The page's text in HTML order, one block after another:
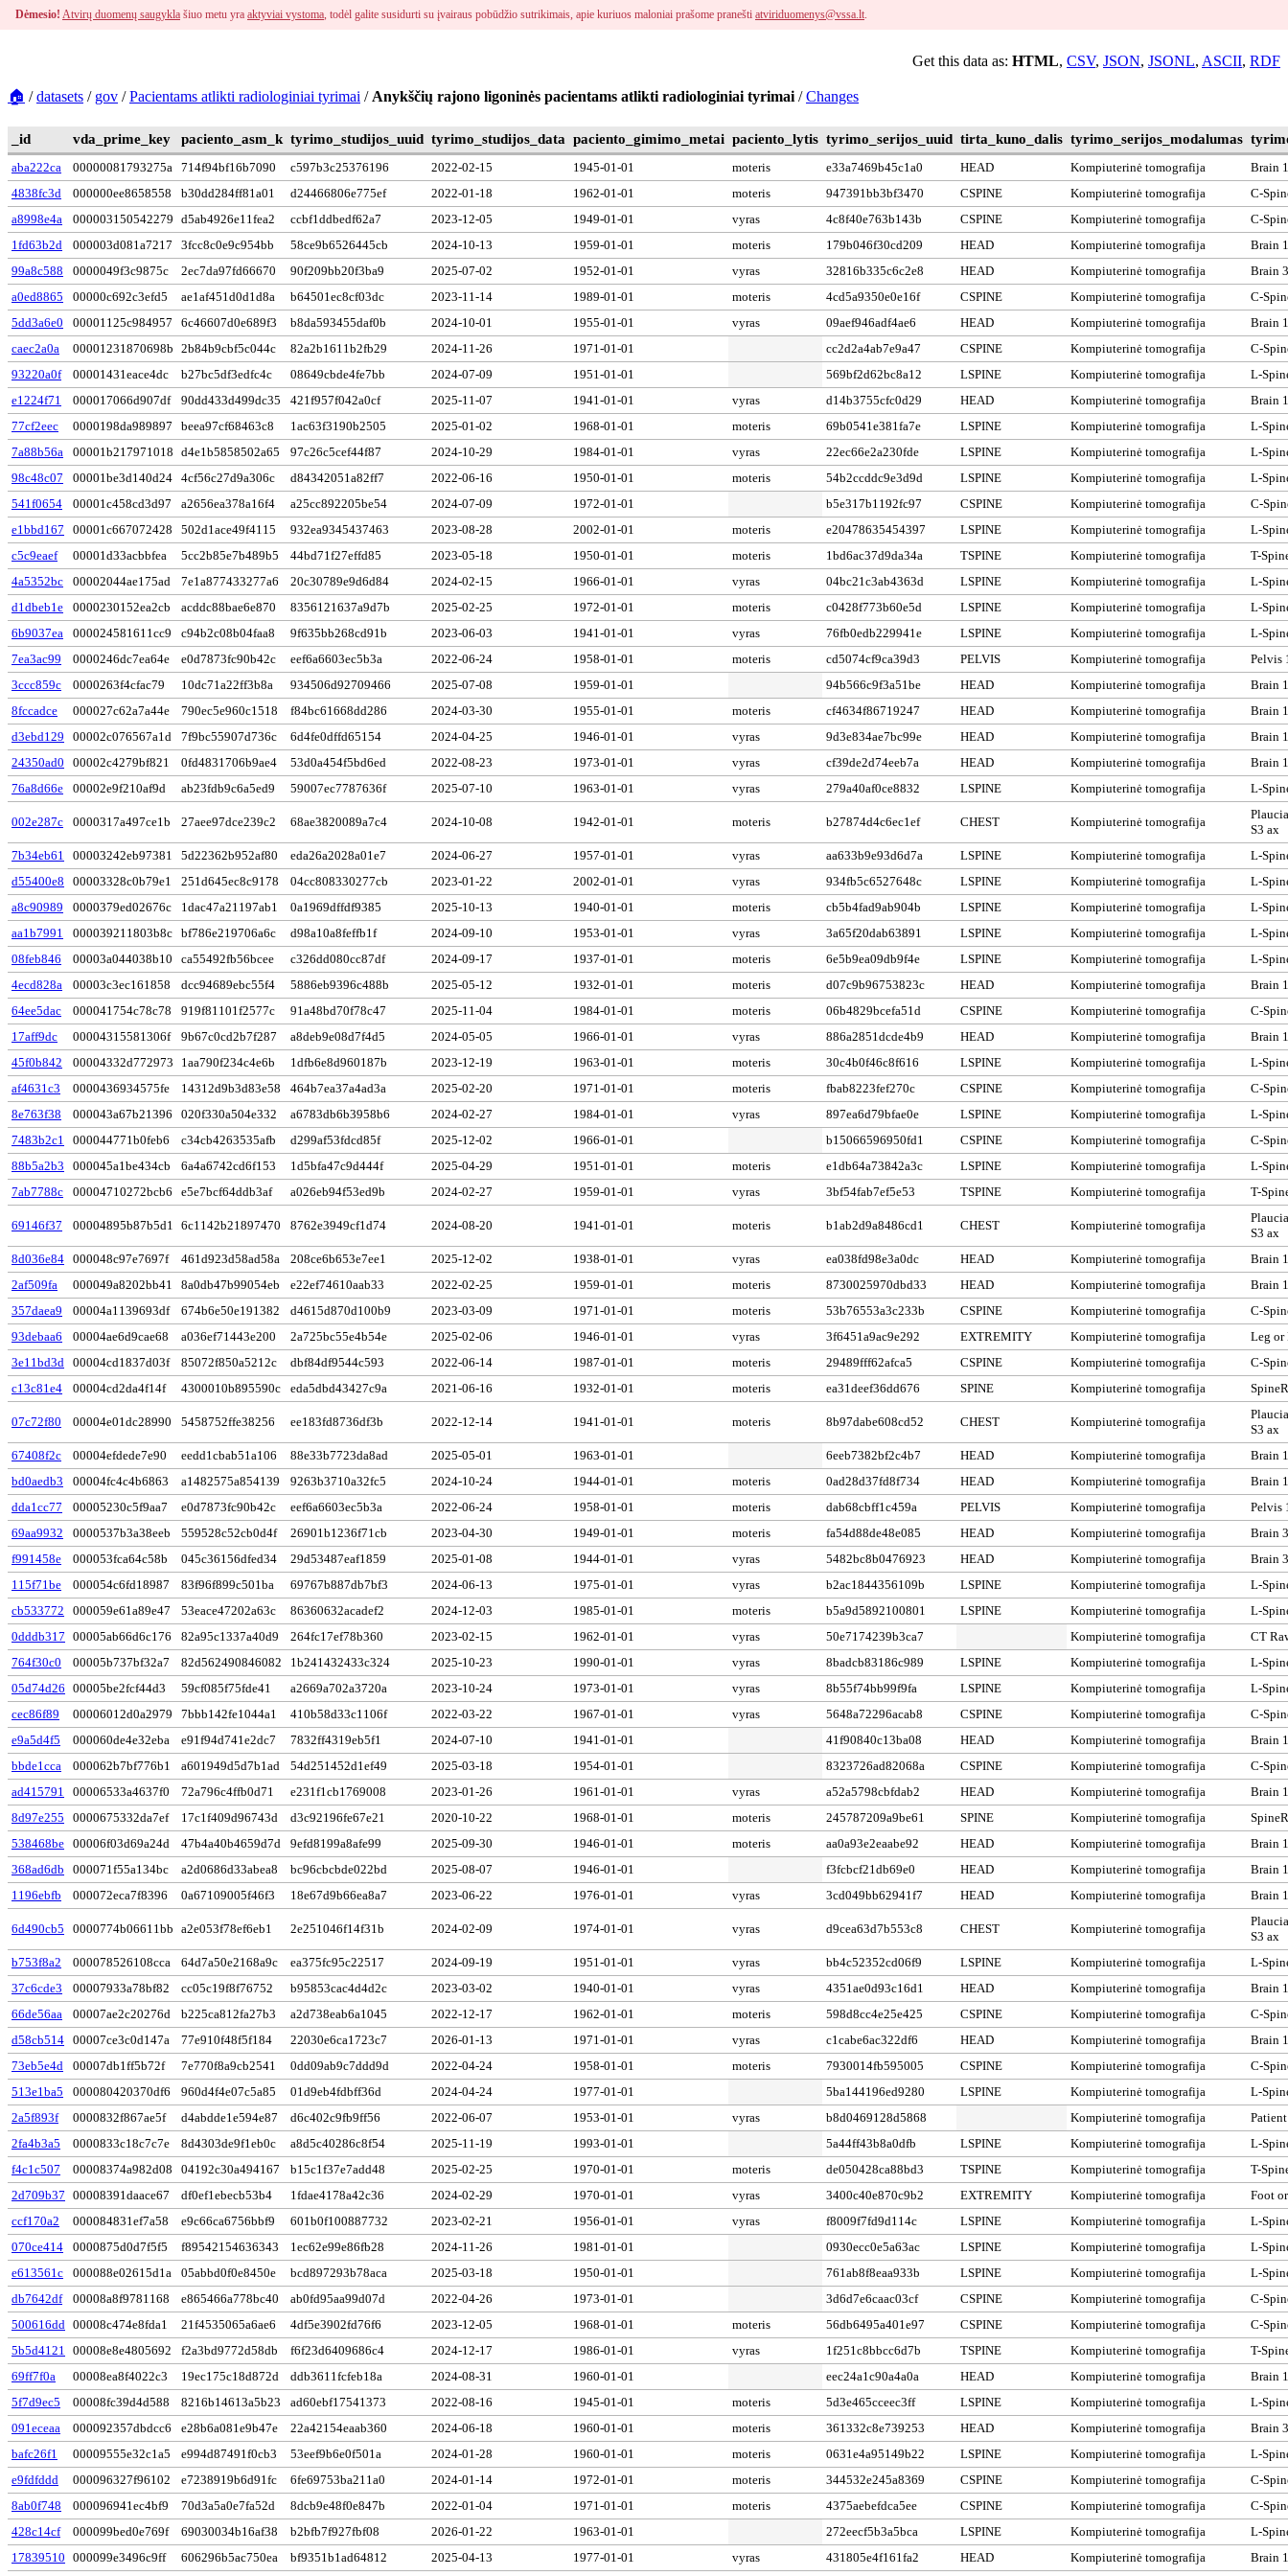
Dėmesio! Atvirų duomenų saugykla šiuo metu yra aktyviai vystoma, todėl galite susidurti su įvairaus pobūdžio sutrikimais, apie kuriuos maloniai prašome pranešti atviriduomenys@vssa.lt.
Get this data as: HTML, CSV, JSON, JSONL, ASCII, RDF
🏠 /datasets / gov /Pacientams atlikti radiologiniai tyrimai / Anykščių rajono ligoninės pacientams atlikti radiologiniai tyrimai /Changes
_id vda_prime_key paciento_asm_k tyrimo_studijos_uuid tyrimo_studijos_data paciento_gimimo_metai paciento_lytis tyrimo_serijos_uuid tirta_kuno_dalis tyrimo_serijos_modalumas
aba222ca 00000081793275a 714f94bf16b7090 c597b3c25376196 2022-02-15 1945-01-01 moteris e33a7469b45c1a0 HEAD Kompiuterinė tomografija
Brain
4838fc3d
000000ee8658558 b30dd284ff81a01 d24466806e775ef 2022-01-18 1962-01-01 moteris 947391bb3bf3470 CSPINE Kompiuterinė tomografija
C-
a8998e4a
000003150542279 d5ab4926e11fea2 ccbf1ddbedf62a7 2023-12-05 1949-01-01 vyras 4c8f40e763b143b CSPINE Kompiuterinė tomografija
C-
1fd63b2d
000003d081a7217 3fcc8c0e9c954bb 58ce9b6526445cb 2024-10-13 1959-01-01 moteris 179b046f30cd209 HEAD Kompiuterinė tomografija
Brain
99a8c588
0000049f3c9875c 2ec7da97fd66670 90f209bb20f3ba9 2025-07-02 1952-01-01 vyras 32816b335c6c2e8 HEAD Kompiuterinė tomografija
Brain
a0ed8865
00000c692c3efd5 ae1af451d0d1d8a b64501ec8cf03dc 2023-11-14 1989-01-01 moteris 4cd5a9350e0e16f CSPINE Kompiuterinė tomografija
C-
5dd3a6e0
00001125c984957 6c46607d0e689f3 b8da593455daf0b 2024-10-01 1955-01-01 vyras 09aef946adf4ae6 HEAD Kompiuterinė tomografija
Brain
caec2a0a
00001231870698b 2b84b9cbf5c044c 82a2b1611b2fb29 2024-11-26 1971-01-01 cc2d2a4ab7e9a47 CSPINE Kompiuterinė tomografija
C-
93220a0f
00001431eace4dc b27bc5df3edfc4c 08649cbde4fe7bb 2024-07-09 1951-01-01 569bf2d62bc8a12 LSPINE Kompiuterinė tomografija
L-
e1224f71
000017066d907df 90dd433d499dc35 421f957f042a0cf 2025-11-07 1941-01-01 vyras d14b3755cfc0d29 HEAD Kompiuterinė tomografija
Brain
77cf2eec
0000198da989897 beea97cf68463c8 1ac63f3190b2505 2025-01-02 1968-01-01 moteris 69b0541e381fa7e LSPINE Kompiuterinė tomografija
L-
7a88b56a
00001b217971018 d4e1b5858502a65 97c26c5cef44f87 2024-10-29 1984-01-01 vyras 22ec66e2a230fde LSPINE Kompiuterinė tomografija
L-
98c48c07
00001be3d140d24 4cf56c27d9a306c d84342051a82ff7 2022-06-16 1950-01-01 moteris 54b2ccddc9e3d9d LSPINE Kompiuterinė tomografija
L-
541f0654
00001c458cd3d97 a2656ea378a16f4 a25cc892205be54 2024-07-09 1972-01-01 b5e317b1192fc97 CSPINE Kompiuterinė tomografija
C-
e1bbd167
00001c667072428 502d1ace49f4115 932ea9345437463 2023-08-28 2002-01-01 moteris e20478635454397 LSPINE Kompiuterinė tomografija
L-
c5c9eaef
00001d33acbbfea 5cc2b85e7b489b5 44bd71f27effd85 2023-05-18 1950-01-01 moteris 1bd6ac37d9da34a TSPINE Kompiuterinė tomografija
T-
4a5352bc
00002044ae175ad 7e1a877433277a6 20c30789e9d6d84 2024-02-15 1966-01-01 vyras 04bc21c3ab4363d LSPINE Kompiuterinė tomografija
L-
d1dbeb1e
0000230152ea2cb acddc88bae6e870 8356121637a9d7b 2025-02-25 1972-01-01 moteris c0428f773b60e5d LSPINE Kompiuterinė tomografija
L-
6b9037ea
000024581611cc9 c94b2c08b04faa8 9f635bb268cd91b 2023-06-03 1941-01-01 vyras 76fb0edb229941e LSPINE Kompiuterinė tomografija
L-
7ea3ac99
0000246dc7ea64e e0d7873fc90b42c eef6a6603ec5b3a 2022-06-24 1958-01-01 moteris cd5074cf9ca39d3 PELVIS Kompiuterinė tomografija
Pelvis
3ccc859c
0000263f4cfac79 10dc71a22ff3b8a 934506d92709466 2025-07-08 1959-01-01 94b566c9f3a51be HEAD Kompiuterinė tomografija
Brain
8fccadce
000027c62a7a44e 790ec5e960c1518 f84bc61668dd286 2024-03-30 1955-01-01 moteris cf4634f86719247 HEAD Kompiuterinė tomografija
Brain
d3ebd129
00002c076567a1d 7f9bc55907d736c 6d4fe0dffd65154 2024-04-25 1946-01-01 vyras 9d3e834ae7bc99e HEAD Kompiuterinė tomografija
Brain
24350ad0
00002c4279bf821 0fd4831706b9ae4 53d0a454f5bd6ed 2022-08-23 1973-01-01 vyras cf39de2d74eeb7a HEAD Kompiuterinė tomografija
Brain
76a8d66e
00002e9f210af9d ab23fdb9c6a5ed9 59007ec7787636f 2025-07-10 1963-01-01 vyras 279a40af0ce8832 LSPINE Kompiuterinė tomografija L-
002e287c 0000317a497ce1b 27aee97dce239c2 68ae3820089a7c4 2024-10-08 1942-01-01 moteris b27874d4c6ec1ef CHEST Kompiuterinė tomografija
S3 ax
7b34eb61
00003242eb97381 5d22362b952af80 eda26a2028a01e7 2024-06-27 1957-01-01 vyras aa633b9e93d6d7a LSPINE Kompiuterinė tomografija
L-
d55400e8
00003328c0b79e1 251d645ec8c9178 04cc808330277cb 2023-01-22 2002-01-01 vyras 934fb5c6527648c LSPINE Kompiuterinė tomografija
L-
a8c90989
0000379ed02676c 1dac47a21197ab1 0a1969dffdf9385 2025-10-13 1940-01-01 moteris cb5b4fad9ab904b LSPINE Kompiuterinė tomografija
L-
aa1b7991
000039211803b8c bf786e219706a6c d98a10a8feffb1f 2024-09-10 1953-01-01 vyras 3a65f20dab63891 LSPINE Kompiuterinė tomografija
L-
08feb846
00003a044038b10 ca55492fb56bcee c326dd080cc87df 2024-09-17 1937-01-01 moteris 6e5b9ea09db9f4e LSPINE Kompiuterinė tomografija
L-
4ecd828a
00003c3ec161858 dcc94689ebc55f4 5886eb9396c488b 2025-05-12 1932-01-01 moteris d07c9b96753823c HEAD Kompiuterinė tomografija
Brain
64ee5dac
000041754c78c78 919f81101f2577c 91a48bd70f78c47 2025-11-04 1984-01-01 moteris 06b4829bcefa51d CSPINE Kompiuterinė tomografija
C-
17aff9dc
00004315581306f 9b67c0cd2b7f287 a8deb9e08d7f4d5 2024-05-05 1966-01-01 vyras 886a2851dcde4b9 HEAD Kompiuterinė tomografija
Brain
45f0b842
00004332d772973 1aa790f234c4e6b 1dfb6e8d960187b 2023-12-19 1963-01-01 moteris 30c4b0f46c8f616 LSPINE Kompiuterinė tomografija
L-
af4631c3
0000436934575fe 14312d9b3d83e58 464b7ea37a4ad3a 2025-02-20 1971-01-01 moteris fbab8223fef270c CSPINE Kompiuterinė tomografija
C-
8e763f38
000043a67b21396 020f330a504e332 a6783db6b3958b6 2024-02-27 1984-01-01 vyras 897ea6d79bfae0e LSPINE Kompiuterinė tomografija
L-
7483b2c1
000044771b0feb6 c34cb4263535afb d299af53fdcd85f 2025-12-02 1966-01-01 b15066596950fd1 CSPINE Kompiuterinė tomografija
C-
88b5a2b3
000045a1be434cb 6a4a6742cd6f153 1d5bfa47c9d444f 2025-04-29 1951-01-01 moteris e1db64a73842a3c LSPINE Kompiuterinė tomografija
L-
7ab7788c
00004710272bcb6 e5e7bcf64ddb3af a026eb94f53ed9b 2024-02-27 1959-01-01 vyras 3bf54fab7ef5e53 TSPINE Kompiuterinė tomografija T-
69146f37 00004895b87b5d1 6c1142b21897470 8762e3949cf1d74 2024-08-20 1941-01-01 moteris b1ab2d9a8486cd1 CHEST Kompiuterinė tomografija
S3 ax
8d036e84 000048c97e7697f 461d923d58ad58a 208ce6b653e7ee1 2025-12-02 1938-01-01 vyras ea038fd98e3a0dc HEAD Kompiuterinė tomografija
Brain
2af509fa
000049a8202bb41 8a0db47b99054eb e22ef74610aab33 2022-02-25 1959-01-01 moteris 8730025970dbd33 HEAD Kompiuterinė tomografija
Brain
357daea9
00004a1139693df 674b6e50e191382 d4615d870d100b9 2023-03-09 1971-01-01 moteris 53b76553a3c233b CSPINE Kompiuterinė tomografija
C-
93debaa6
00004ae6d9cae68 a036ef71443e200 2a725bc55e4b54e 2025-02-06 1946-01-01 vyras 3f6451a9ac9e292 EXTREMITY Kompiuterinė tomografija
Leg or
3e11bd3d 00004cd1837d03f 85072f850a5212c dbf84df9544c593 2022-06-14 1987-01-01 moteris 29489fff62afca5 CSPINE Kompiuterinė tomografija
C-
c13c81e4
00004cd2da4f14f 4300010b895590c eda5dbd43427c9a 2021-06-16 1932-01-01 moteris ea31deef36dd676 SPINE Kompiuterinė tomografija
07c72f80 00004e01dc28990 5458752ffe38256 ee183fd8736df3b 2022-12-14 1941-01-01 moteris 8b97dabe608cd52 CHEST Kompiuterinė tomografija
S3 ax
67408f2c
00004efdede7e90 eedd1cbab51a106 88e33b7723da8ad 2025-05-01 1963-01-01 6eeb7382bf2c4b7 HEAD Kompiuterinė tomografija
Brain
bd0aedb3
00004fc4c4b6863 a1482575a854139 9263b3710a32fc5 2024-10-24 1944-01-01 moteris 0ad28d37fd8f734 HEAD Kompiuterinė tomografija
Brain
dda1cc77
00005230c5f9aa7 e0d7873fc90b42c eef6a6603ec5b3a 2022-06-24 1958-01-01 moteris dab68cbff1c459a PELVIS Kompiuterinė tomografija
Pelvis
69aa9932
0000537b3a38eeb 559528c52cb0d4f 26901b1236f71cb 2023-04-30 1949-01-01 moteris fa54d88de48e085 HEAD Kompiuterinė tomografija
Brain
f991458e
000053fca64c58b 045c36156dfed34 29d53487eaf1859 2025-01-08 1944-01-01 vyras 5482bc8b0476923 HEAD Kompiuterinė tomografija
Brain
115f71be
000054c6fd18987 83f96f899c501ba 69767b887db7bf3 2024-06-13 1975-01-01 vyras b2ac1844356109b LSPINE Kompiuterinė tomografija
L-
cb533772
000059e61a89e47 53eace47202a63c 86360632acadef2 2024-12-03 1985-01-01 moteris b5a9d5892100801 LSPINE Kompiuterinė tomografija
L-
0dddb317 00005ab66d6c176 82a95c1337a40d9 264fc17ef78b360 2023-02-15 1962-01-01 vyras 50e7174239b3ca7 Kompiuterinė tomografija
CT
764f30c0
00005b737bf32a7 82d562490846082 1b241432433c324 2025-10-23 1990-01-01 vyras 8badcb83186c989 LSPINE Kompiuterinė tomografija
L-
05d74d26 00005be2fcf44d3 59cf085f75fde41 a2669a702a3720a 2023-10-24 1973-01-01 vyras 8b55f74bb99f9fa LSPINE Kompiuterinė tomografija
L-
cec86f89
00006012d0a2979 7bbb142fe1044a1 410b58d33c1106f 2022-03-22 1967-01-01 vyras 5648a72296acab8 CSPINE Kompiuterinė tomografija
C-
e9a5d4f5
000060de4e32eba e91f94d741e2dc7 7832ff4319eb5f1 2024-07-10 1941-01-01 41f90840c13ba08 HEAD Kompiuterinė tomografija
Brain
bbde1cca
000062b7bf776b1 a601949d5d7b1ad 54d251452d1ef49 2025-03-18 1954-01-01 8323726ad82068a CSPINE Kompiuterinė tomografija
C-
ad415791
00006533a4637f0 72a796c4ffb0d71 e231f1cb1769008 2023-01-26 1961-01-01 vyras a52a5798cbfdab2 HEAD Kompiuterinė tomografija
Brain
8d97e255
0000675332da7ef 17c1f409d96743d d3c92196fe67e21 2020-10-22 1968-01-01 moteris 245787209a9be61 SPINE Kompiuterinė tomografija
538468be 00006f03d69a24d 47b4a40b4659d7d 9efd8199a8afe99 2025-09-30 1946-01-01 moteris aa0a93e2eaabe92 HEAD Kompiuterinė tomografija
Brain
368ad6db
000071f55a134bc a2d0686d33abea8 bc96cbcbde022bd 2025-08-07 1946-01-01 f3fcbcf21db69e0 HEAD Kompiuterinė tomografija
Brain
1196ebfb
000072eca7f8396 0a67109005f46f3 18e67d9b66ea8a7 2023-06-22 1976-01-01 vyras 3cd049bb62941f7 HEAD Kompiuterinė tomografija Brain
6d490cb5 0000774b06611bb a2e053f78ef6eb1 2e251046f14f31b 2024-02-09 1974-01-01 vyras d9cea63d7b553c8 CHEST Kompiuterinė tomografija
S3 ax
b753f8a2
000078526108cca 64d7a50e2168a9c ea375fc95c22517 2024-09-19 1951-01-01 vyras bb4c52352cd06f9 LSPINE Kompiuterinė tomografija
L-
37c6cde3
00007933a78bf82 cc05c19f8f76752 b95853cac4d4d2c 2023-03-02 1940-01-01 vyras 4351ae0d93c16d1 HEAD Kompiuterinė tomografija
Brain
66de56aa
00007ae2c20276d b225ca812fa27b3 a2d738eab6a1045 2022-12-17 1962-01-01 moteris 598d8cc4e25e425 CSPINE Kompiuterinė tomografija
C-
d58cb514 00007ce3c0d147a 77e910f48f5f184 22030e6ca1723c7 2026-01-13 1971-01-01 vyras c1cabe6ac322df6 HEAD Kompiuterinė tomografija
Brain
73eb5e4d
00007db1ff5b72f 7e770f8a9cb2541 0dd09ab9c7ddd9d 2022-04-24 1958-01-01 moteris 7930014fb595005 CSPINE Kompiuterinė tomografija
C-
513e1ba5
000080420370df6 960d4f4e07c5a85 01d9eb4fdbff36d 2024-04-24 1977-01-01 5ba144196ed9280 LSPINE Kompiuterinė tomografija
L-
2a5f893f
0000832f867ae5f d4abdde1e594e87 d6c402c9fb9ff56 2022-06-07 1953-01-01 vyras b8d0469128d5868 Kompiuterinė tomografija
2fa4b3a5
0000833c18c7c7e 8d4303de9f1eb0c a8d5c40286c8f54 2025-11-19 1993-01-01 5a44ff43b8a0dfb LSPINE Kompiuterinė tomografija
L-
f4c1c507
00008374a982d08 04192c30a494167 b15c1f37e7add48 2025-02-25 1970-01-01 moteris de050428ca88bd3 TSPINE Kompiuterinė tomografija
T-
2d709b37 00008391daace67 df0ef1ebecb53b4 1fdae4178a42c36 2024-02-29 1970-01-01 vyras 3400c40e870c9b2 EXTREMITY Kompiuterinė tomografija
Foot
ccf170a2
000084831ef7a58 e9c66ca6756bbf9 601b0f100887732 2023-02-21 1956-01-01 vyras f8009f7fd9d114c LSPINE Kompiuterinė tomografija
L-
070ce414
0000875d0d7f5f5 f89542154636343 1ec62e99e86fb28 2024-11-26 1981-01-01 0930ecc0e5a63ac LSPINE Kompiuterinė tomografija
L-
e613561c
000088e02615d1a 05abbd0f0e8450e bcd897293b78aca 2025-03-18 1950-01-01 761ab8f8eaa933b LSPINE Kompiuterinė tomografija
L-
db7642df
00008a8f9781168 e865466a778bc40 ab0fd95aa99d07d 2022-04-26 1973-01-01 3d6d7e6caac03cf CSPINE Kompiuterinė tomografija
C-
500616dd 00008c474e8fda1 21f4535065a6ae6 4df5e3902fd76f6 2023-12-05 1968-01-01 moteris 56db6495a401e97 CSPINE Kompiuterinė tomografija
C-
5b5d4121 00008e8e4805692 f2a3bd9772d58db f6f23d6409686c4 2024-12-17 1986-01-01 vyras 1f251c8bbcc6d7b TSPINE Kompiuterinė tomografija
T-
69ff7f0a
00008ea8f4022c3 19ec175c18d872d ddb3611fcfeb18a 2024-08-31 1960-01-01 eec24a1c90a4a0a HEAD Kompiuterinė tomografija
Brain
5f7d9ec5
00008fc39d4d588 8216b14613a5b23 ad60ebf17541373 2022-08-16 1945-01-01 moteris 5d3e465cceec3ff LSPINE Kompiuterinė tomografija
L-
091eceaa
000092357dbdcc6 e28b6a081e9b47e 22a42154eaab360 2024-06-18 1960-01-01 moteris 361332c8e739253 HEAD Kompiuterinė tomografija
Brain
bafc26f1
00009555e32c1a5 e994d87491f0cb3 53eef9b6e0f501a 2024-01-28 1960-01-01 moteris 0631e4a95149b22 LSPINE Kompiuterinė tomografija
L-
e9fdfddd
000096327f96102 e7238919b6d91fc 6fe69753ba211a0 2024-01-14 1972-01-01 moteris 344532e245a8369 CSPINE Kompiuterinė tomografija
C-
8ab0f748
000096941ec4bf9 70d3a5a0e7fa52d 8dcb9e48f0e847b 2022-01-04 1971-01-01 moteris 4375aebefdca5ee CSPINE Kompiuterinė tomografija
C-
428c14cf
000099bed0e769f 69030034b16af38 b2bfb7f927fbf08 2026-01-22 1963-01-01 272eecf5b3a5bca LSPINE Kompiuterinė tomografija
L-
17839510 000099e3496c9ff 606296b5ac750ea bf9351b1ad64812 2025-04-13 1977-01-01 vyras 431805e4f161fa2 HEAD Kompiuterinė tomografija Brain